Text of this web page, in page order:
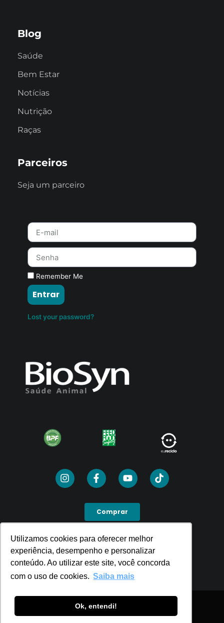
Utilizamos cookies para oferecer melhor
experiência, desempenho e personalizar
conteúdo. Ao utilizar este site, você concorda
com o uso de cookies. Saiba mais
Ok, entendi!
Utilizamos cookies para oferecer melhor
experiência, desempenho e personalizar
conteúdo. Ao utilizar este site, você concorda
com o uso de cookies. Saiba mais
Ok, entendi!
Blog
Saúde
Bem Estar
Notícias
Nutrição
Raças
Parceiros
Seja um parceiro
Remember Me
Entrar
Lost your password?
Comprar
SEJA UM PDV
Política de Privacidade